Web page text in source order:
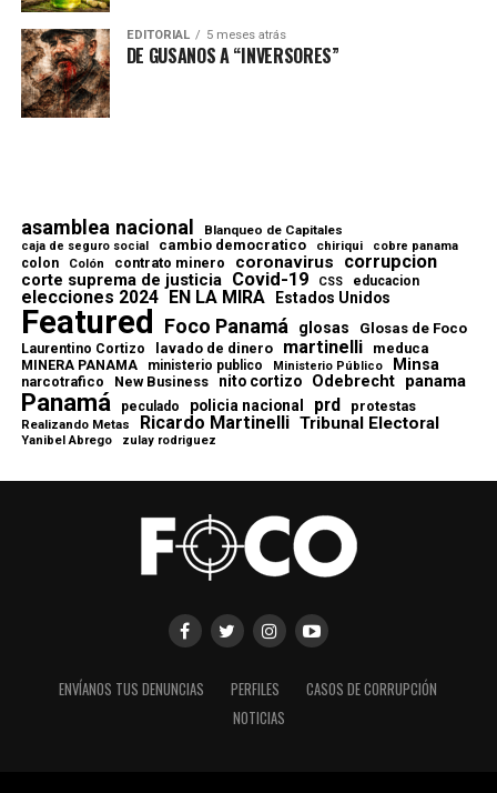
EDITORIAL 5 meses atrás
DE GUSANOS A “INVERSORES”
asamblea nacional Blanqueo de Capitales
caja de seguro social cambio democratico chiriqui cobre panama
colon Colón contrato minero coronavirus corrupcion
corte suprema de justicia Covid-19 CSS educacion
elecciones 2024 EN LA MIRA Estados Unidos
Featured Foco Panamá glosas Glosas de Foco
Laurentino Cortizo lavado de dinero martinelli meduca
MINERA PANAMA ministerio publico Ministerio Público Minsa
narcotrafico New Business nito cortizo Odebrecht panama
Panamá peculado policia nacional prd protestas
Realizando Metas Ricardo Martinelli Tribunal Electoral
Yanibel Abrego zulay rodriguez
ENVÍANOS TUS DENUNCIAS PERFILES
CASOS DE CORRUPCIÓN
NOTICIAS